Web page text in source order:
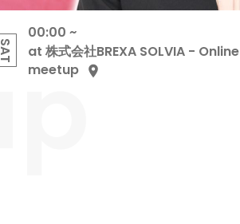
SAT
00:00 ~
at 株式会社BREXA SOLVIA - Online
meetup